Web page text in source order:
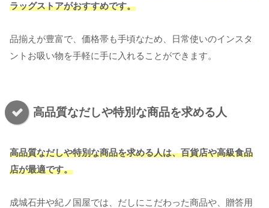
ラッグストアがおすすめです。
品揃えが豊富で、価格帯も手頃なため、日常使いのインスタ
ントお吸い物を手軽に手に入れることができます。
高品質なだしや特別な商品を求める人
高品質なだしや特別な商品を求める人は、百貨店や高級食品
店が最適です。
成城石井や紀ノ国屋では、だしにこだわった商品や、贈答用